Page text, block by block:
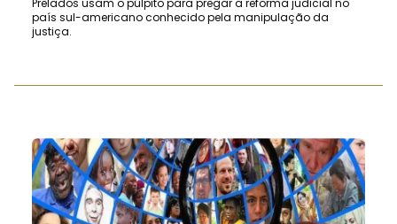
Prelados usam o púlpito para pregar a reforma judicial no
país sul-americano conhecido pela manipulação da
justiça.